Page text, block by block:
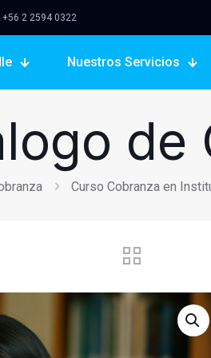
2 2594 0322
Nuestros Servicios
de
Curso Cobranza en